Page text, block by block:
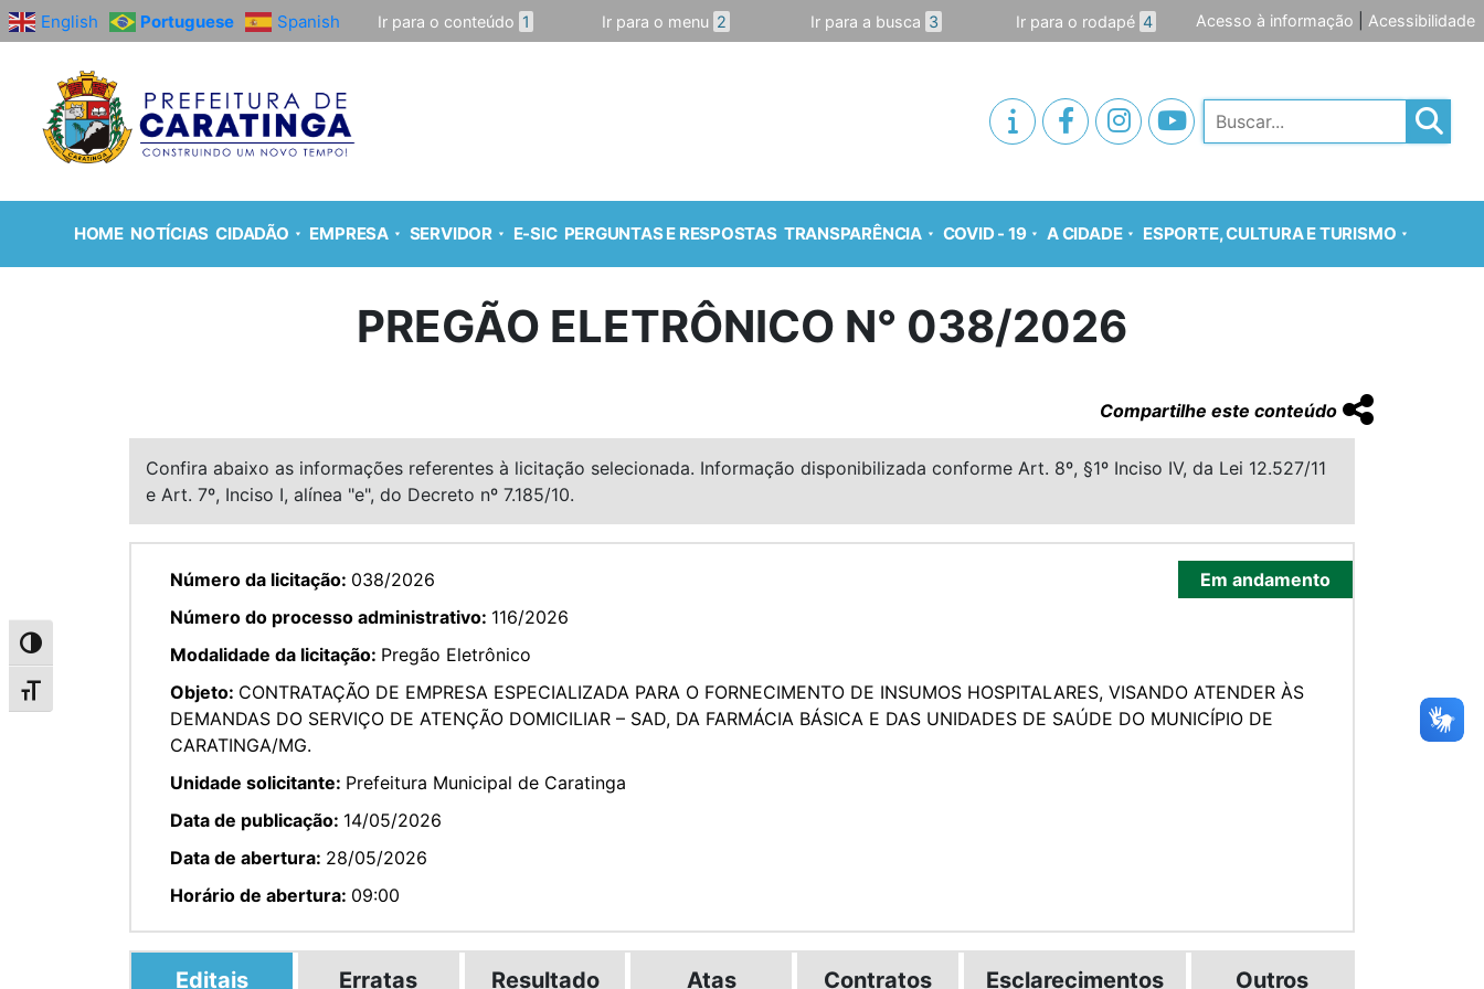
Alternar alto contraste
Alternar tamanho da fonte
English Portuguese Spanish Ir para o conteúdo 1 Ir para o menu 2 Ir para a busca 3 Ir para o rodapé 4 Acesso à informação Acessibilidade
Pesquisar
HOME NOTÍCIAS CIDADÃO EMPRESA SERVIDOR E-SIC PERGUNTAS E RESPOSTAS TRANSPARÊNCIA COVID - 19 A CIDADE ESPORTE, CULTURA E TURISMO
PREGÃO ELETRÔNICO N° 038/2026
Compartilhe este conteúdo
Confira abaixo as informações referentes à licitação selecionada. Informação disponibilizada conforme Art. 8º, §1º Inciso IV, da Lei 12.527/11
e Art. 7º, Inciso I, alínea "e", do Decreto nº 7.185/10.
Em andamento
Número da licitação: 038/2026
Número do processo administrativo: 116/2026
Modalidade da licitação: Pregão Eletrônico
Objeto: CONTRATAÇÃO DE EMPRESA ESPECIALIZADA PARA O FORNECIMENTO DE INSUMOS HOSPITALARES, VISANDO ATENDER ÀS
DEMANDAS DO SERVIÇO DE ATENÇÃO DOMICILIAR – SAD, DA FARMÁCIA BÁSICA E DAS UNIDADES DE SAÚDE DO MUNICÍPIO DE
CARATINGA/MG.
Unidade solicitante: Prefeitura Municipal de Caratinga
Data de publicação: 14/05/2026
Data de abertura: 28/05/2026
Horário de abertura: 09:00
Editais Erratas Resultado Atas Contratos Esclarecimentos Outros